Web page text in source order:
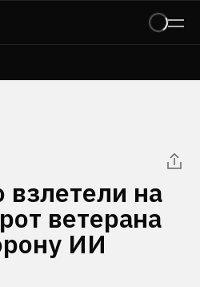
взлетели на
ветерана
ИИ